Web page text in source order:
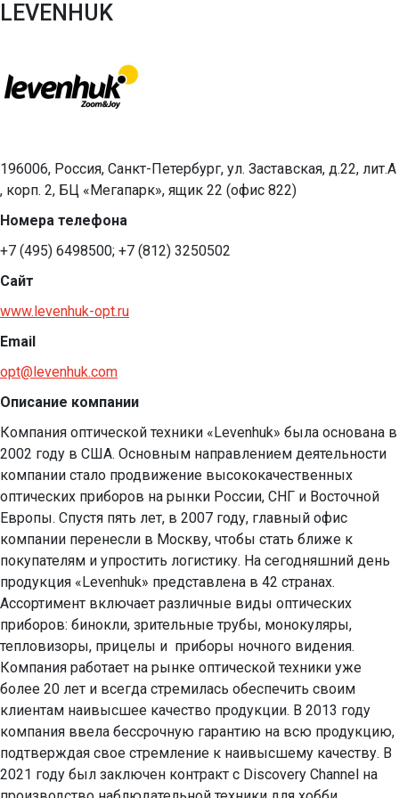
LEVENHUK
196006, Россия, Санкт-Петербург, ул. Заставская, д.22, лит.А
, корп. 2, БЦ «Мегапарк», ящик 22 (офис 822)
Номера телефона
+7 (495) 6498500; +7 (812) 3250502
Сайт
www.levenhuk-opt.ru
Email
opt@levenhuk.com
Описание компании
Компания оптической техники «Levenhuk» была основана в
2002 году в США. Основным направлением деятельности
компании стало продвижение высококачественных
оптических приборов на рынки России, СНГ и Восточной
Европы. Спустя пять лет, в 2007 году, главный офис
компании перенесли в Москву, чтобы стать ближе к
покупателям и упростить логистику. На сегодняшний день
продукция «Levenhuk» представлена в 42 странах.
Ассортимент включает различные виды оптических
приборов: бинокли, зрительные трубы, монокуляры,
тепловизоры, прицелы и  приборы ночного видения.
Компания работает на рынке оптической техники уже
более 20 лет и всегда стремилась обеспечить своим
клиентам наивысшее качество продукции. В 2013 году
компания ввела бессрочную гарантию на всю продукцию,
подтверждая свое стремление к наивысшему качеству. В
2021 году был заключен контракт с Discovery Channel на